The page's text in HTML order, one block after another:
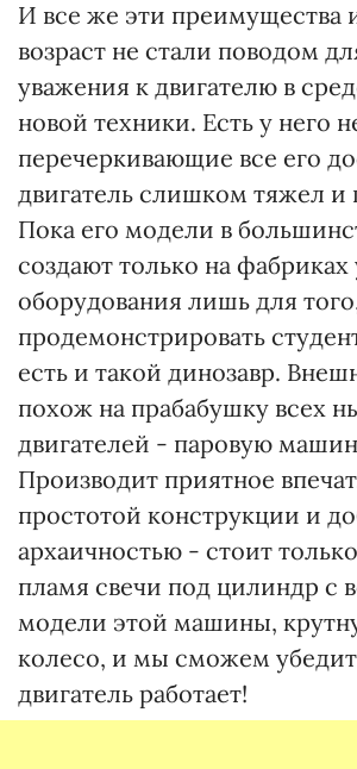
И все же эти преимущества
возраст не стали поводом
уважения к двигателю в
новой техники. Есть у него
перечеркивающие все его
двигатель слишком тяжел и
Пока его модели в
создают только на фабриках
оборудования лишь для
продемонстрировать
есть и такой динозавр.
похож на прабабушку всех
двигателей - паровую
Производит приятное
простотой конструкции и
архаичностью - стоит
пламя свечи под цилиндр с
модели этой машины,
колесо, и мы сможем
двигатель работает!